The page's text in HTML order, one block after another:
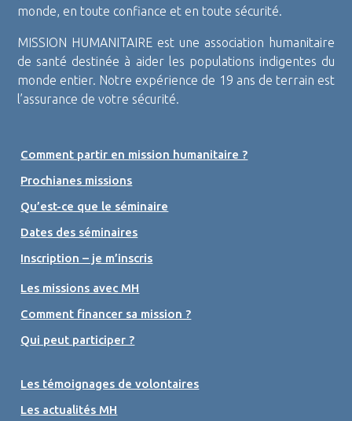
monde, en toute confiance et en toute sécurité.
MISSION HUMANITAIRE est une association humanitaire
de santé destinée à aider les populations indigentes du
monde entier. Notre expérience de 19 ans de terrain est
l’assurance de votre sécurité.
Comment partir en mission humanitaire ?
Prochianes missions
Qu’est-ce que le séminaire
Dates des séminaires
Inscription – je m’inscris
Les missions avec MH
Comment financer sa mission ?
Qui peut participer ?
Les témoignages de volontaires
Les actualités MH